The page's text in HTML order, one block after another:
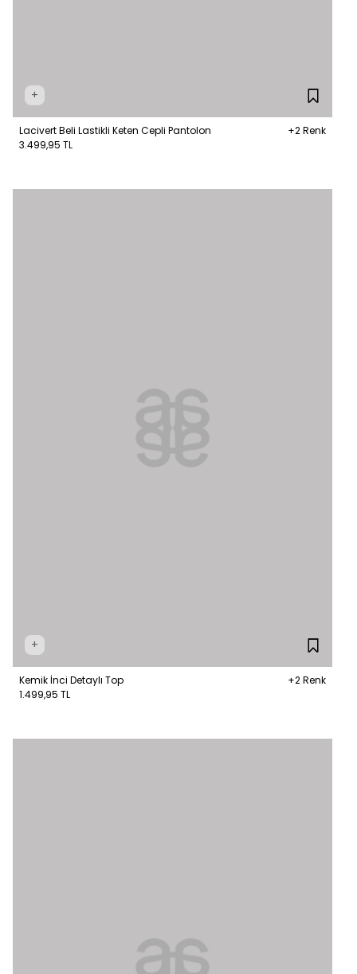
+
Lacivert Beli Lastikli Keten Cepli Pantolon
+2 Renk
3.499,95 TL
+
Kemik İnci Detaylı Top
+2 Renk
1.499,95 TL